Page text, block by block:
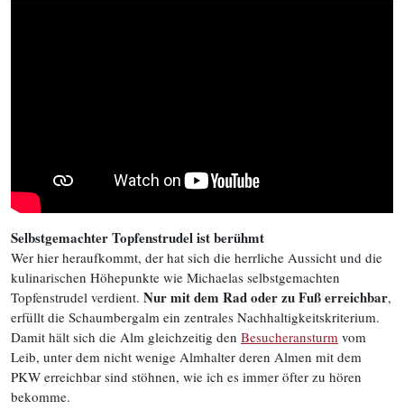
Selbstgemachter Topfenstrudel ist berühmt
Wer hier heraufkommt, der hat sich die herrliche Aussicht und die
kulinarischen Höhepunkte wie Michaelas selbstgemachten
Topfenstrudel verdient. Nur mit dem Rad oder zu Fuß erreichbar,
erfüllt die Schaumbergalm ein zentrales Nachhaltigkeitskriterium.
Damit hält sich die Alm gleichzeitig den Besucheransturm vom
Leib, unter dem nicht wenige Almhalter deren Almen mit dem
PKW erreichbar sind stöhnen, wie ich es immer öfter zu hören
bekomme.